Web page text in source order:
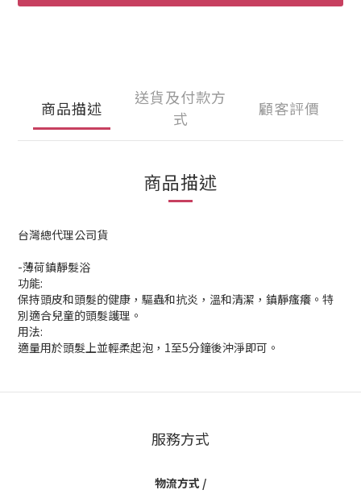
商品描述
送貨及付款方
式
顧客評價
商品描述
台灣總代理公司貨
-薄荷鎮靜髮浴
功能:
保持頭皮和頭髮的健康，驅蟲和抗炎，溫和清潔，鎮靜瘙癢。特
別適合兒童的頭髮護理。
用法:
適量用於頭髮上並輕柔起泡，1至5分鐘後沖淨即可。
服務方式
物流方式 /